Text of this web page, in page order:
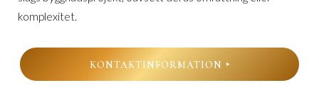
komplexitet.
KONTAKTINFORMATION